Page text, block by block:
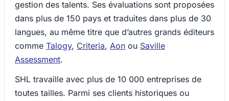
gestion des talents. Ses évaluations sont proposées
dans plus de 150 pays et traduites dans plus de 30
langues, au même titre que d’autres grands éditeurs
comme Talogy, Criteria, Aon ou Saville
Assessment.
SHL travaille avec plus de 10 000 entreprises de
toutes tailles. Parmi ses clients historiques ou